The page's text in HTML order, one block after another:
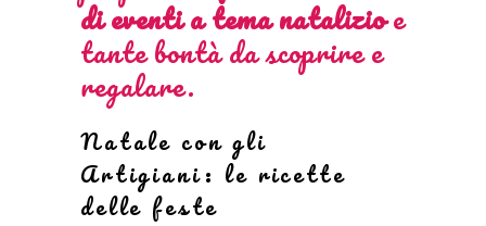
di eventia temanatalizioe
tante bontà da scoprire e
regalare.
Natale con gli
Artigiani: le ricette
delle feste